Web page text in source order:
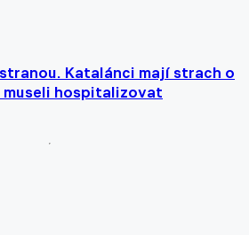
Katalánci mají strach o
hospitalizovat